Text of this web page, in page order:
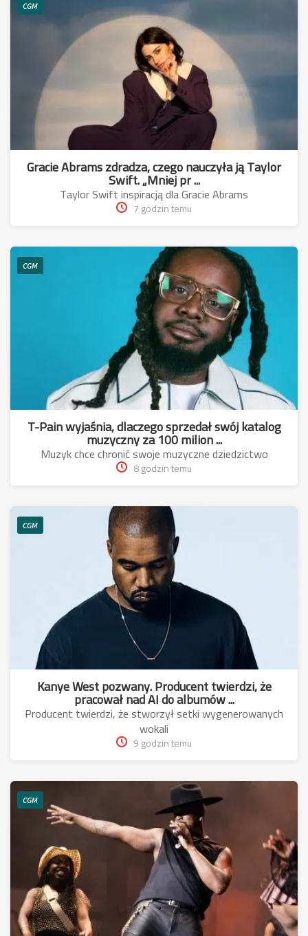
CGM
Gracie Abrams zdradza, czego nauczyła ją Taylor
Swift. „Mniej pr ...
Taylor Swift inspiracją dla Gracie Abrams
7 godzin temu
CGM
T-Pain wyjaśnia, dlaczego sprzedał swój katalog
muzyczny za 100 milion ...
Muzyk chce chronić swoje muzyczne dziedzictwo
8 godzin temu
CGM
Kanye West pozwany. Producent twierdzi, że
pracował nad AI do albumów ...
Producent twierdzi, że stworzył setki wygenerowanych
wokali
9 godzin temu
CGM